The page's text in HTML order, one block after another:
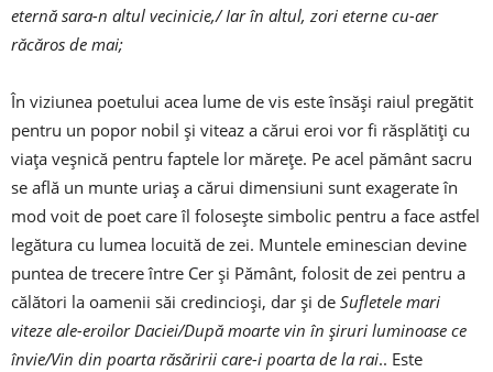
eternă sara-n altul vecinicie,/ Iar în altul, zori eterne cu-aer
răcăros de mai;
În viziunea poetului acea lume de vis este însăși raiul pregătit
pentru un popor nobil și viteaz a cărui eroi vor fi răsplătiți cu
viața veșnică pentru faptele lor mărețe. Pe acel pământ sacru
se află un munte uriaș a cărui dimensiuni sunt exagerate în
mod voit de poet care îl folosește simbolic pentru a face astfel
legătura cu lumea locuită de zei. Muntele eminescian devine
puntea de trecere între Cer și Pământ, folosit de zei pentru a
călători la oamenii săi credincioși, dar și de Sufletele mari
viteze ale-eroilor Daciei/După moarte vin în șiruri luminoase ce
învie/Vin din poarta răsăririi care-i poarta de la rai.. Este